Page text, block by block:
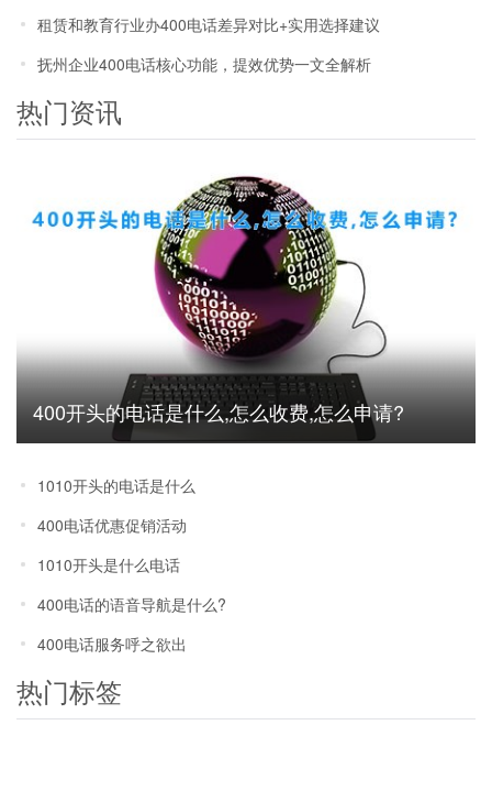
租赁和教育行业办400电话差异对比+实用选择建议
抚州企业400电话核心功能，提效优势一文全解析
热门资讯
400开头的电话是什么,怎么收费,怎么申请?
1010开头的电话是什么
400电话优惠促销活动
1010开头是什么电话
400电话的语音导航是什么?
400电话服务呼之欲出
热门标签